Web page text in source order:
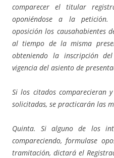
comparecer el titular
oponiéndose a la petición.
oposición los causahabientes
al tiempo de la misma
obteniendo la inscripción
vigencia del asiento de
Si los citados comparecieran
solicitadas, se practicarán las
Quinta. Si alguno de los
compareciendo, formulase
tramitación, dictará el